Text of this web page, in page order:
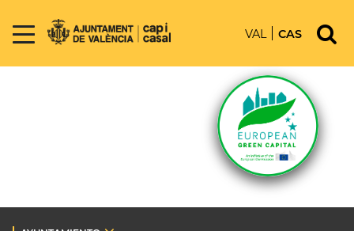
VAL CAS